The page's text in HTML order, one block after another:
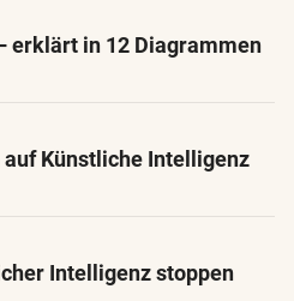
erklärt in 12 Diagrammen
Künstliche Intelligenz
Intelligenz stoppen